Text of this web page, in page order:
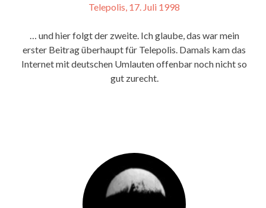
Telepolis, 17. Juli 1998
… und hier folgt der zweite. Ich glaube, das war mein
erster Beitrag überhaupt für Telepolis. Damals kam das
Internet mit deutschen Umlauten offenbar noch nicht so
gut zurecht.